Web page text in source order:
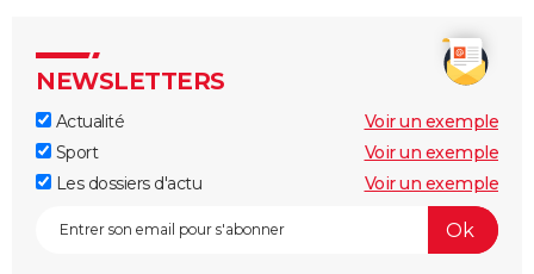
NEWSLETTERS
Actualité
Voir un exemple
Sport
Voir un exemple
Les dossiers d'actu
Voir un exemple